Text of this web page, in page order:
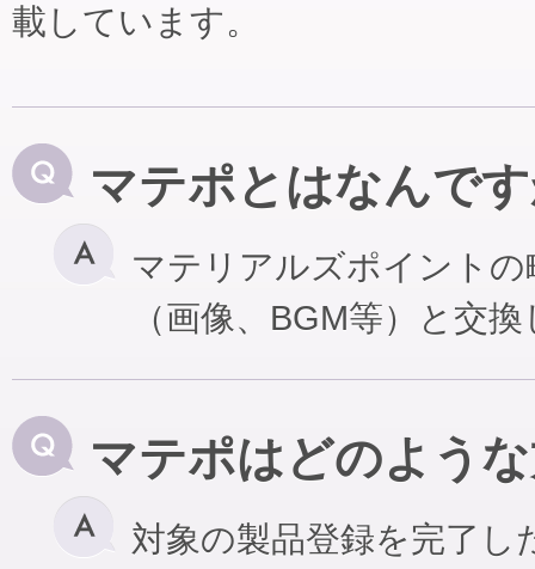
載しています。
マテポとはなんで
マテリアルズポイント
（画像、BGM等）と交
マテポはどのよう
対象の製品登録を完了